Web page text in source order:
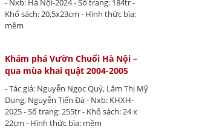
- Nxb: Hà Nội-2024 - Số trang: 184tr -
Khổ sách: 20,5x23cm - Hình thức bìa:
mềm
Khám phá Vườn Chuối Hà Nội –
qua mùa khai quật 2004-2005
- Tác giả: Nguyễn Ngọc Quý, Lâm Thị Mỹ
Dung, Nguyễn Tiến Đà - Nxb: KHXH-
2025 - Số trang: 255tr - Khổ sách: 24 x
22cm - Hình thức bìa: mềm